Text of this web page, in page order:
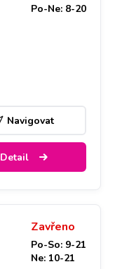
Po-Ne: 8-20
Navigovat
Detail
Zavřeno
Po-So: 9-21
Ne: 10-21